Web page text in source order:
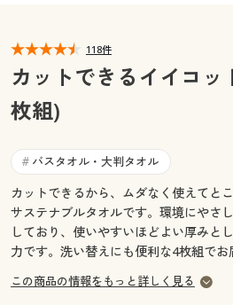
マイページ
閲覧履歴
お気に入り
サポート
ご利用ガイド
閲覧履歴
お気に入り
サポート
ご利用ガイド
よくある質問とお問い合わせ
118件
カットできるイイコッ
枚組)
# バスタオル・大判タオル
カットできるから、ムダなく使えてと
サステナブルタオルです。環境にやさ
しており、使いやすいほどよい厚みと
力です。洗い替えにも便利な4枚組でお
この商品の情報をもっと詳しく見る